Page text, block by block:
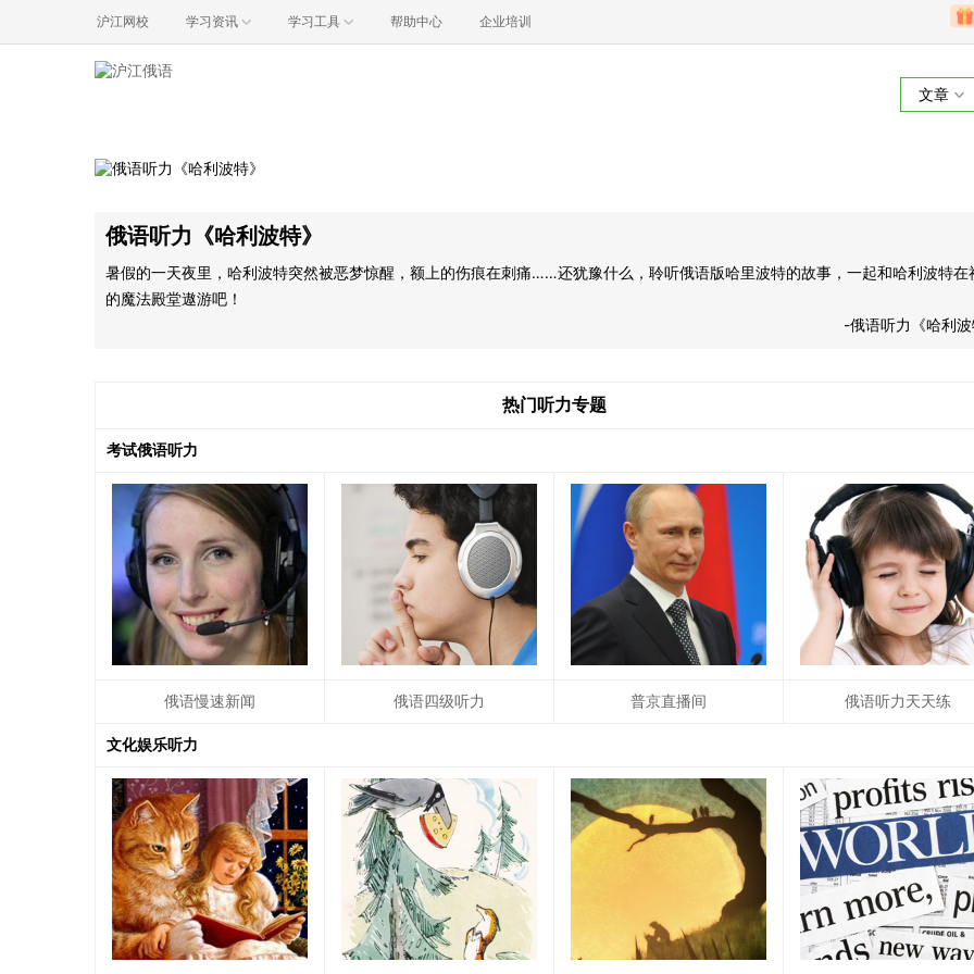
沪江网校 学习资讯 学习工具 帮助中心 企业培训
文章
俄语听力《哈利波特》
暑假的一天夜里，哈利波特突然被恶梦惊醒，额上的伤痕在刺痛……还犹豫什么，聆听俄语版哈里波特的故事，一起和哈利波特在
的魔法殿堂遨游吧！
-俄语听力《哈利
热门听力专题
考试俄语听力
俄语慢速新闻 俄语四级听力 普京直播间 俄语听力天天练
文化娱乐听力